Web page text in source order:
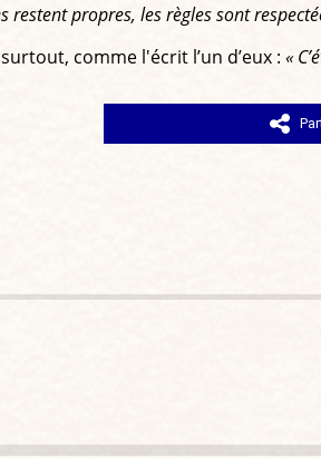
restent propres, les règles sont
comme l'écrit l’un d’eux : «